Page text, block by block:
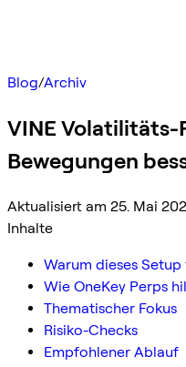
Blog/Archiv
VINE Volatilitäts-
Bewegungen
Aktualisiert am 25. Mai
Inhalte
Warum dieses
Wie OneKey Perps
Thematischer Fokus
Risiko-Checks
Empfohlener Ablauf